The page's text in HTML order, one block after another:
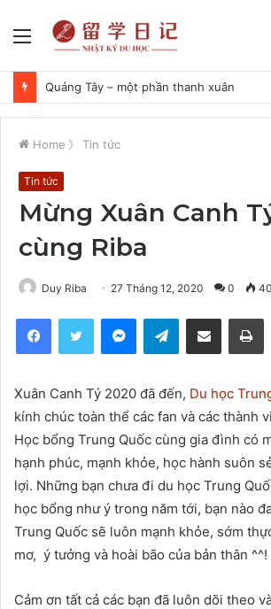
Menu
Quảng Tây – một phần thanh xuân
Home 》 Tin tức
Tin tức
Mừng Xuân Canh
cùng Riba
Duy Riba 27 Tháng 12, 2020 0
FacebookTwitter MessengerTelegramShare via Email
Xuân Canh Tý 2020 đã đến, Du học
kính chúc toàn thể các fan và các thành
Học bổng Trung Quốc cùng gia đình có
hạnh phúc, mạnh khỏe, học hành suôn
lợi. Những bạn chưa đi du học Trung
học bổng như ý trong năm tới, bạn nào
Trung Quốc sẽ luôn mạnh khỏe, sớm
mơ, ý tưởng và hoài bão của bản thân ^^!
Cảm ơn tất cả các bạn đã luôn dõi theo